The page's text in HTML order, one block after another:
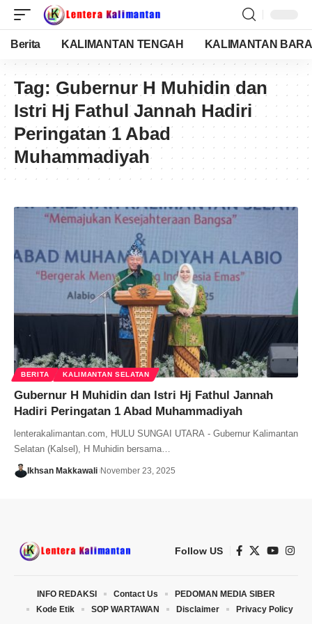
Berita KALIMANTAN TENGAH KALIMANTAN
Tag: Gubernur H Muhidin dan
Istri Hj Fathul Jannah Hadiri
Peringatan 1 Abad
Muhammadiyah
BERITA KALIMANTAN SELATAN
Gubernur H Muhidin dan Istri Hj Fathul Jannah
Hadiri Peringatan 1 Abad Muhammadiyah
lenterakalimantan.com, HULU SUNGAI UTARA - Gubernur Kalimantan
Selatan (Kalsel), H Muhidin bersama…
Ikhsan Makkawali November 23, 2025
Follow US
INFO REDAKSI Contact Us
PEDOMAN MEDIA SIBER
Kode Etik
SOP WARTAWAN Disclaimer Privacy Policy